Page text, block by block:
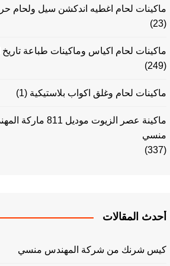
ماكينات لحام اغطيه اندكشن سيل ولحام
(23)
ماكينات لحام اكياس وماكينات طباعة تاريخ
(249)
ماكينات لحام وغلق اكواب بلاستيكية (1)
ماكينة عصر الزيوت موديل 811
منسي
(337)
أحدث المقالات
كيس شرنك من شركة المهندس منسي